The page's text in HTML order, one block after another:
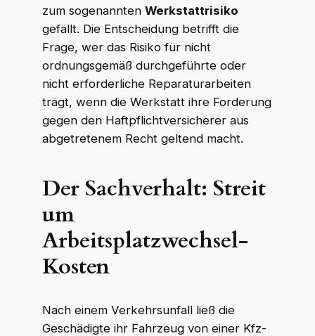
zum sogenannten Werkstattrisiko
gefällt. Die Entscheidung betrifft die
Frage, wer das Risiko für nicht
ordnungsgemäß durchgeführte oder
nicht erforderliche Reparaturarbeiten
trägt, wenn die Werkstatt ihre Forderung
gegen den Haftpflichtversicherer aus
abgetretenem Recht geltend macht.
Der Sachverhalt: Streit
um
Arbeitsplatzwechsel-
Kosten
Nach einem Verkehrsunfall ließ die
Geschädigte ihr Fahrzeug von einer Kfz-